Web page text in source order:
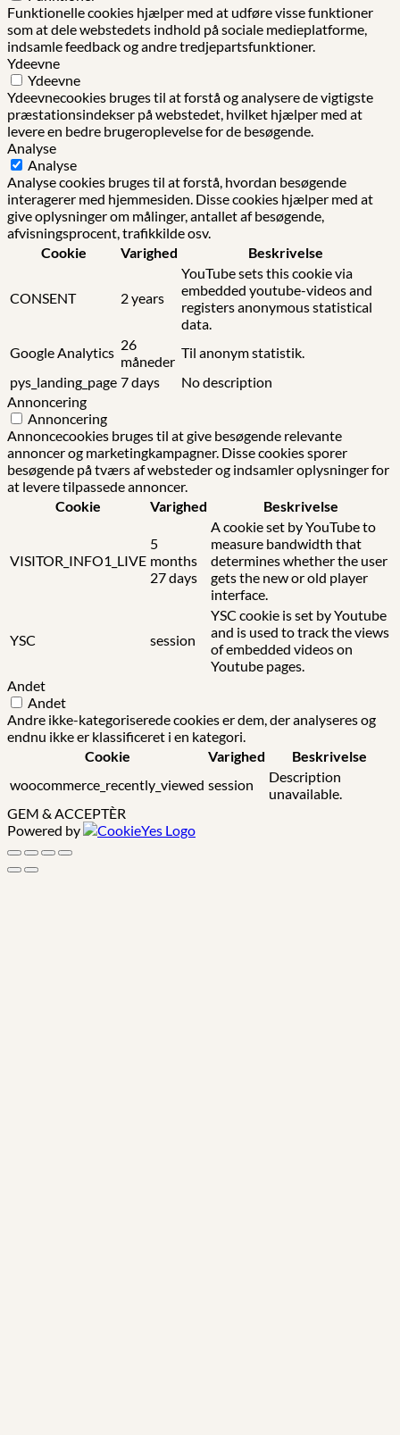
Funktionelle cookies hjælper med at udføre visse funktioner
som at dele webstedets indhold på sociale medieplatforme,
indsamle feedback og andre tredjepartsfunktioner.
Ydeevne
Ydeevne
Ydeevnecookies bruges til at forstå og analysere de vigtigste
præstationsindekser på webstedet, hvilket hjælper med at
levere en bedre brugeroplevelse for de besøgende.
Analyse
Analyse
Analyse cookies bruges til at forstå, hvordan besøgende
interagerer med hjemmesiden. Disse cookies hjælper med at
give oplysninger om målinger, antallet af besøgende,
afvisningsprocent, trafikkilde osv.
Cookie
Varighed Beskrivelse
CONSENT 2 years
YouTube sets this cookie via
embedded youtube-videos and
registers anonymous statistical
data.
Google Analytics 26
måneder
Til anonym statistik.
pys_landing_page 7 days
No description
Annoncering
Annoncering
Annoncecookies bruges til at give besøgende relevante
annoncer og marketingkampagner. Disse cookies sporer
besøgende på tværs af websteder og indsamler oplysninger for
at levere tilpassede annoncer.
Cookie
Varighed Beskrivelse
VISITOR_INFO1_LIVE
5
months
27 days
A cookie set by YouTube to
measure bandwidth that
determines whether the user
gets the new or old player
interface.
YSC session
YSC cookie is set by Youtube
and is used to track the views
of embedded videos on
Youtube pages.
Andet
Andet
Andre ikke-kategoriserede cookies er dem, der analyseres og
endnu ikke er klassificeret i en kategori.
Cookie
Varighed
Beskrivelse
woocommerce_recently_viewed session
Description
unavailable.
GEM & ACCEPTÈR
Powered by